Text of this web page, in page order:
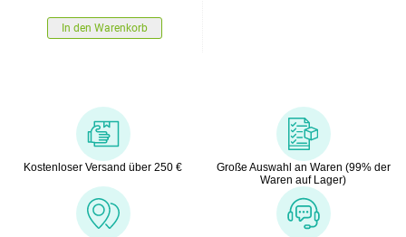
In den Warenkorb
Kostenloser Versand über 250 €
Große Auswahl an Waren (99% der
Waren auf Lager)